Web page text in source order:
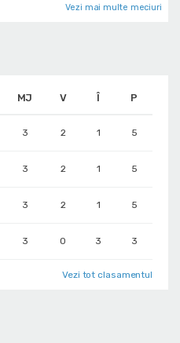
Vezi mai multe meciuri
MJ V Î P
3 2 1 5
3 2 1 5
3 2 1 5
3 0 3 3
Vezi tot clasamentul